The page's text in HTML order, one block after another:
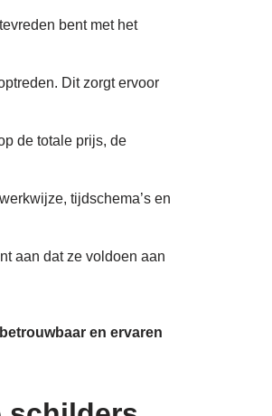
bent met het
Dit zorgt ervoor
de totale prijs, de
tijdschema’s en
aan dat ze voldoen aan
betrouwbaar en ervaren